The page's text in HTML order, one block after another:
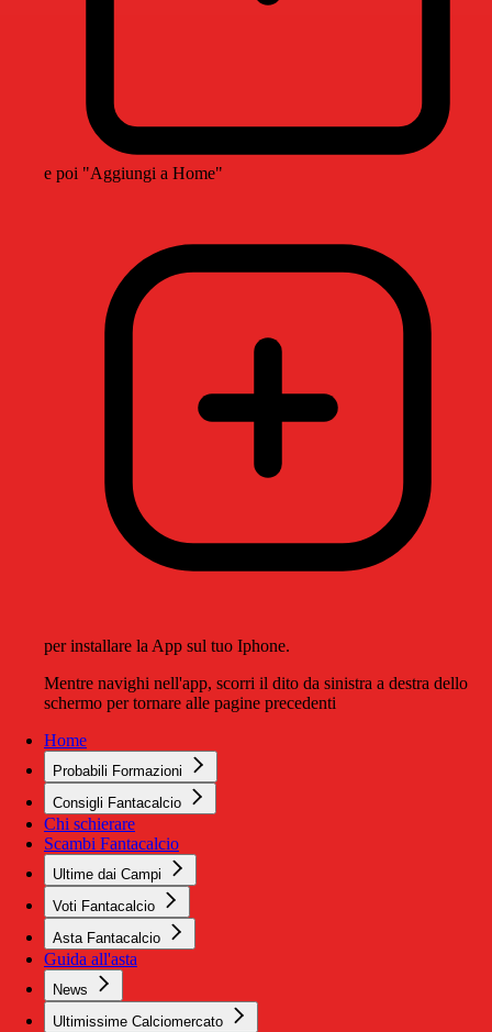
e poi "Aggiungi a Home"
per installare la App sul tuo Iphone.
Mentre navighi nell'app, scorri il dito da sinistra a destra dello
schermo per tornare alle pagine precedenti
Home
Probabili Formazioni
Consigli Fantacalcio
Chi schierare
Scambi Fantacalcio
Ultime dai Campi
Voti Fantacalcio
Asta Fantacalcio
Guida all'asta
News
Ultimissime Calciomercato